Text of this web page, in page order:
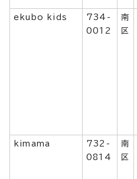
ekubo kids
734-
0012
南
区
kimama
732-
0814
南
区